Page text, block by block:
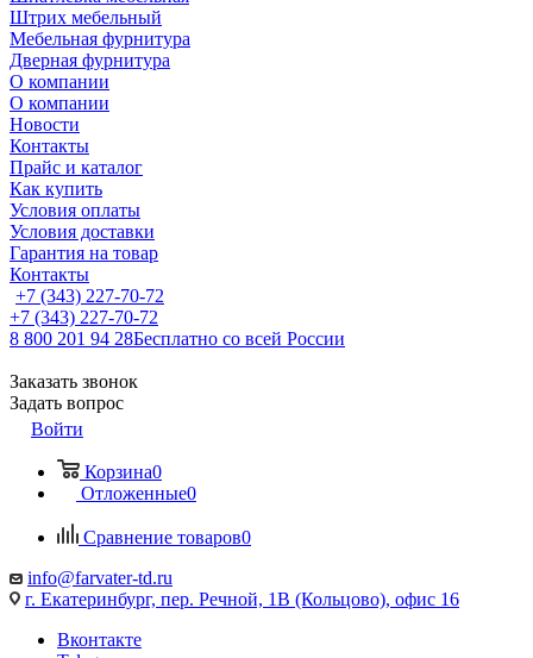
Штрих мебельный
Мебельная фурнитура
Дверная фурнитура
О компании
О компании
Новости
Контакты
Прайс и каталог
Как купить
Условия оплаты
Условия доставки
Гарантия на товар
Контакты
+7 (343) 227-70-72
+7 (343) 227-70-72
8 800 201 94 28Бесплатно со всей России
Заказать звонок
Задать вопрос
Войти
Корзина0
Отложенные0
Сравнение товаров0
info@farvater-td.ru
г. Екатеринбург, пер. Речной, 1В (Кольцово), офис 16
Вконтакте